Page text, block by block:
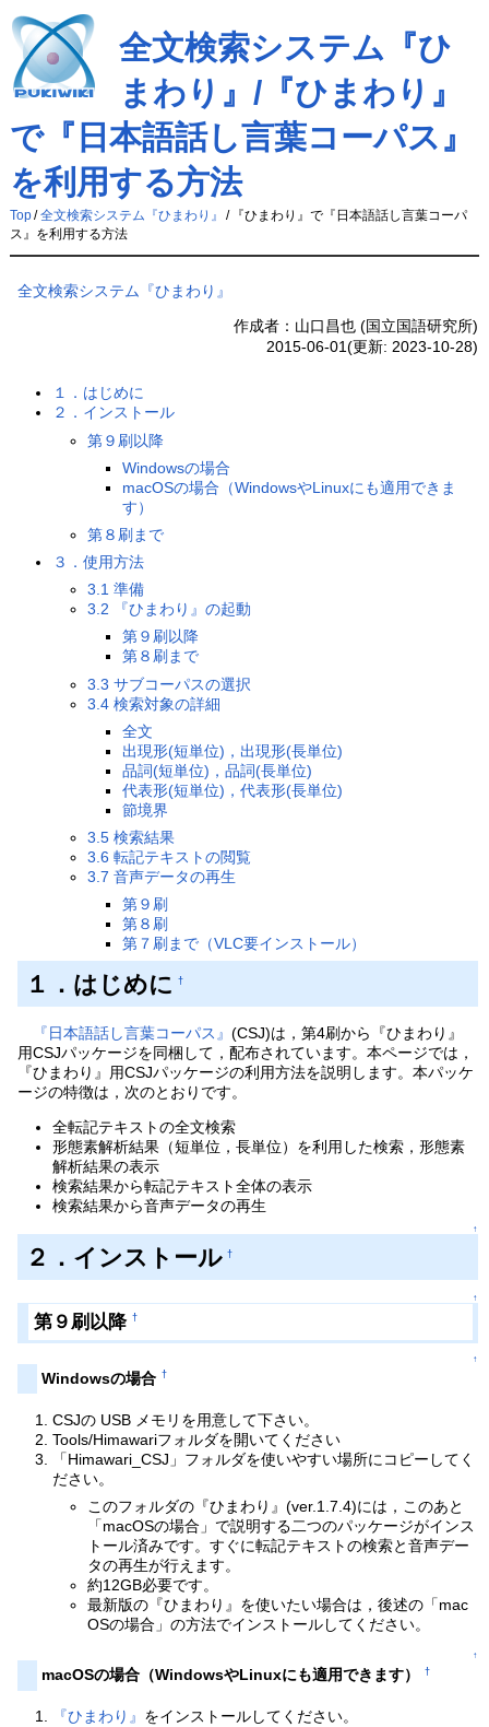
全文検索システム『ひ
まわり』/『ひまわり』
で『日本語話し言葉コーパス』
を利用する方法
Top/ 全文検索システム『ひまわり』 /
『ひまわり』で『日本語話し言葉コーパ
ス』を利用する方法
全文検索システム『ひまわり』
作成者：山口昌也 (国立国語研究所)
2015-06-01(更新: 2023-10-28)
１．はじめに
２．インストール
第９刷以降
Windowsの場合
macOSの場合（WindowsやLinuxにも適用できま
す）
第８刷まで
３．使用方法
3.1 準備
3.2 『ひまわり』の起動
第９刷以降
第８刷まで
3.3 サブコーパスの選択
3.4 検索対象の詳細
全文
出現形(短単位)，出現形(長単位)
品詞(短単位)，品詞(長単位)
代表形(短単位)，代表形(長単位)
節境界
3.5 検索結果
3.6 転記テキストの閲覧
3.7 音声データの再生
第９刷
第８刷
第７刷まで（VLC要インストール）
１．はじめに †
『日本語話し言葉コーパス』(CSJ)は，第4刷から『ひまわり』
用CSJパッケージを同梱して，配布されています。本ページでは，
『ひまわり』用CSJパッケージの利用方法を説明します。本パッケ
ージの特徴は，次のとおりです。
全転記テキストの全文検索
形態素解析結果（短単位，長単位）を利用した検索，形態素
解析結果の表示
検索結果から転記テキスト全体の表示
検索結果から音声データの再生
↑
２．インストール †
↑
第９刷以降 †
↑
Windowsの場合 †
CSJの USB メモリを用意して下さい。
Tools/Himawariフォルダを開いてください
「Himawari_CSJ」フォルダを使いやすい場所にコピーしてく
ださい。
このフォルダの『ひまわり』(ver.1.7.4)には，このあと
「macOSの場合」で説明する二つのパッケージがインス
トール済みです。すぐに転記テキストの検索と音声デー
タの再生が行えます。
約12GB必要です。
最新版の『ひまわり』を使いたい場合は，後述の「mac
OSの場合」の方法でインストールしてください。
↑
macOSの場合（WindowsやLinuxにも適用できます） †
『ひまわり』 をインストールしてください。